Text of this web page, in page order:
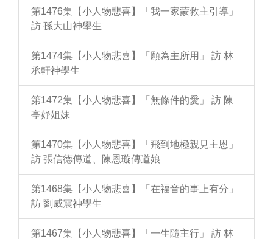
第1476集【小人物悲喜】「我一家蒙救主引導」
訪 孫大山神學生
第1474集【小人物悲喜】「願為主所用」 訪 林
承軒神學生
第1472集【小人物悲喜】「無條件的愛」 訪 陳
亭妤姐妹
第1470集【小人物悲喜】「飛到地極親見主恩」
訪 張信德傳道、陳恩璇傳道娘
第1468集【小人物悲喜】「在福音的事上有分」
訪 劉威震神學生
第1467集【小人物悲喜】「一生隨主行」 訪 林